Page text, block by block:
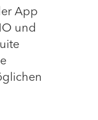
App
und